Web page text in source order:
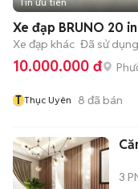
Xe đạp BRUNO 20
Xe đạp khác Đã sử dụng
10.000.000 đ
T Thục Uyên 8 đã bán
3